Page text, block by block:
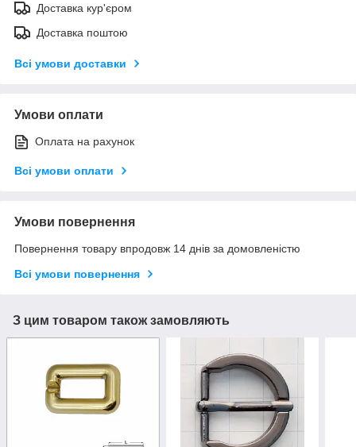
Доставка кур'єром
Доставка поштою
Всі умови доставки
Умови оплати
Оплата на рахунок
Всі умови оплати
Умови повернення
Повернення товару впродовж 14 днів за домовленістю
Всі умови повернення
З цим товаром також замовляють